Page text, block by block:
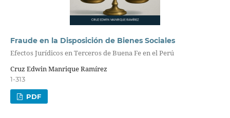
Fraude en la Disposición de Bienes Sociales
Efectos Jurídicos en Terceros de Buena Fe en el Perú
Cruz Edwin Manrique Ramírez
1-313
PDF